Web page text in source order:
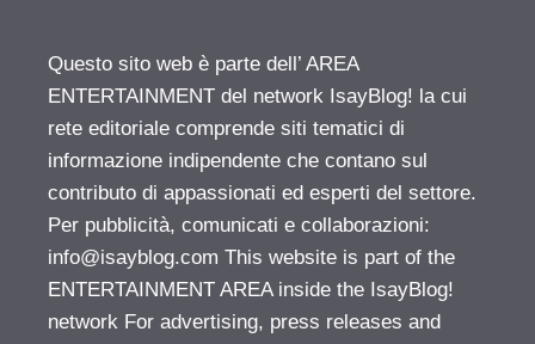
Questo sito web è parte dell’ AREA
ENTERTAINMENT del network IsayBlog! la cui
rete editoriale comprende siti tematici di
informazione indipendente che contano sul
contributo di appassionati ed esperti del settore.
Per pubblicità, comunicati e collaborazioni:
info@isayblog.com This website is part of the
ENTERTAINMENT AREA inside the IsayBlog!
network For advertising, press releases and